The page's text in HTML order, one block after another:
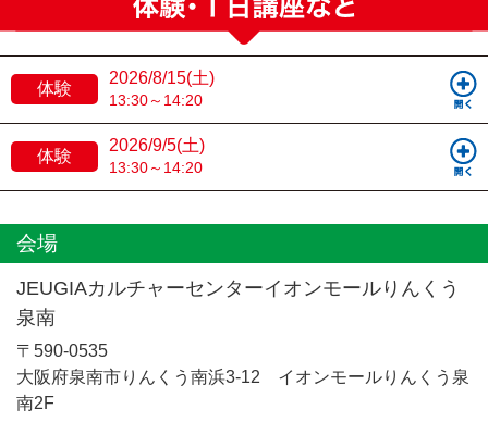
体験
2026/8/15(土)
13:30～14:20
体験
2026/9/5(土)
13:30～14:20
会場
JEUGIAカルチャーセンターイオンモールりんくう
泉南
〒590-0535
大阪府泉南市りんくう南浜3-12 イオンモールりんくう泉
南2F